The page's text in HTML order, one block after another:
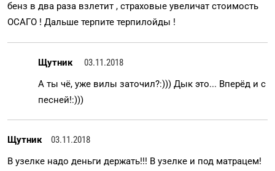
бенз в два раза взлетит , страховые увеличат стоимость
ОСАГО ! Дальше терпите терпилойды !
Щутник
03.11.2018
А ты чё, уже вилы заточил?:))) Дык это... Вперёд и с
песней!:)))
Щутник
03.11.2018
В узелке надо деньги держать!!! В узелке и под матрацем!